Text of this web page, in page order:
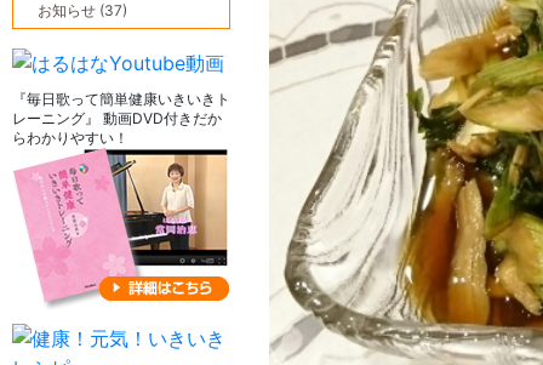
お知らせ (37)
『毎日歌って簡単健康いきいきト
レーニング』 動画DVD付きだか
らわかりやすい！